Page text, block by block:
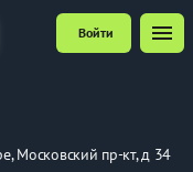
Войти menu
Московский пр-кт, д 34